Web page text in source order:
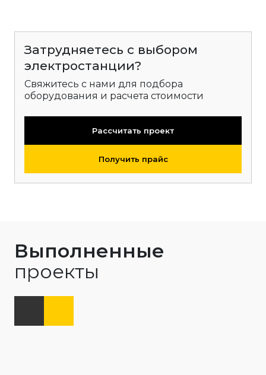
Затрудняетесь с выбором
электростанции?
Свяжитесь с нами для подбора
оборудования и расчета стоимости
Рассчитать проект
Получить прайс
Выполненные
проекты